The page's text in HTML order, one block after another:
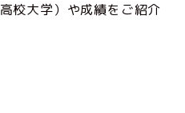
校大学）や成績をご紹介